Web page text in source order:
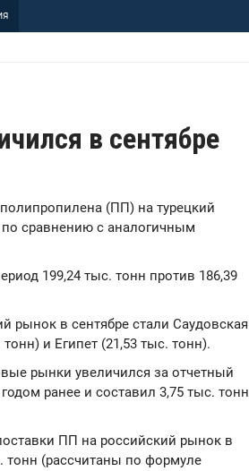
в сентябре
(ПП) на турецкий
по сравнению с аналогичным
199,24 тыс. тонн против 186,39
рынок в сентябре стали Саудовская
и Египет (21,53 тыс. тонн).
рынки увеличился за отчетный
ранее и составил 3,75 тыс. тонн
ПП на российский рынок в
тонн (рассчитаны по формуле